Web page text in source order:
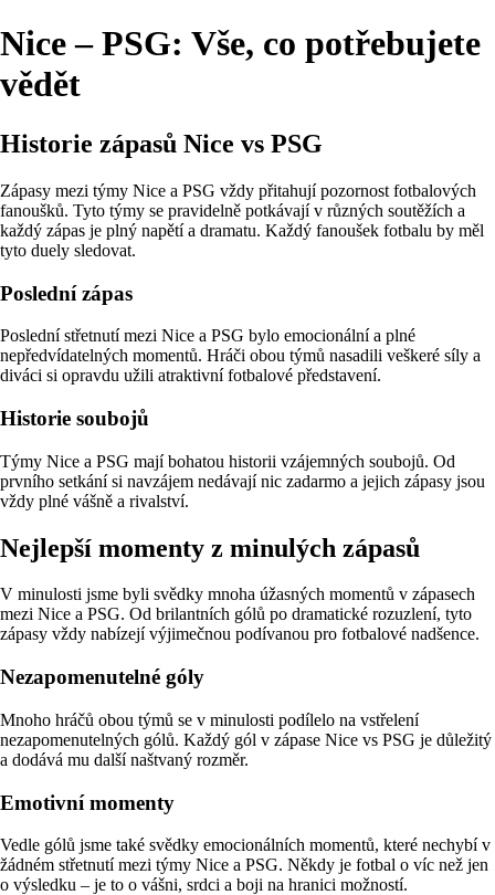
Nice – PSG: Vše, co potřebujete
vědět
Historie zápasů Nice vs PSG
Zápasy mezi týmy Nice a PSG vždy přitahují pozornost fotbalových
fanoušků. Tyto týmy se pravidelně potkávají v různých soutěžích a
každý zápas je plný napětí a dramatu. Každý fanoušek fotbalu by měl
tyto duely sledovat.
Poslední zápas
Poslední střetnutí mezi Nice a PSG bylo emocionální a plné
nepředvídatelných momentů. Hráči obou týmů nasadili veškeré síly a
diváci si opravdu užili atraktivní fotbalové představení.
Historie soubojů
Týmy Nice a PSG mají bohatou historii vzájemných soubojů. Od
prvního setkání si navzájem nedávají nic zadarmo a jejich zápasy jsou
vždy plné vášně a rivalství.
Nejlepší momenty z minulých zápasů
V minulosti jsme byli svědky mnoha úžasných momentů v zápasech
mezi Nice a PSG. Od brilantních gólů po dramatické rozuzlení, tyto
zápasy vždy nabízejí výjimečnou podívanou pro fotbalové nadšence.
Nezapomenutelné góly
Mnoho hráčů obou týmů se v minulosti podílelo na vstřelení
nezapomenutelných gólů. Každý gól v zápase Nice vs PSG je důležitý
a dodává mu další naštvaný rozměr.
Emotivní momenty
Vedle gólů jsme také svědky emocionálních momentů, které nechybí v
žádném střetnutí mezi týmy Nice a PSG. Někdy je fotbal o víc než jen
o výsledku – je to o vášni, srdci a boji na hranici možností.